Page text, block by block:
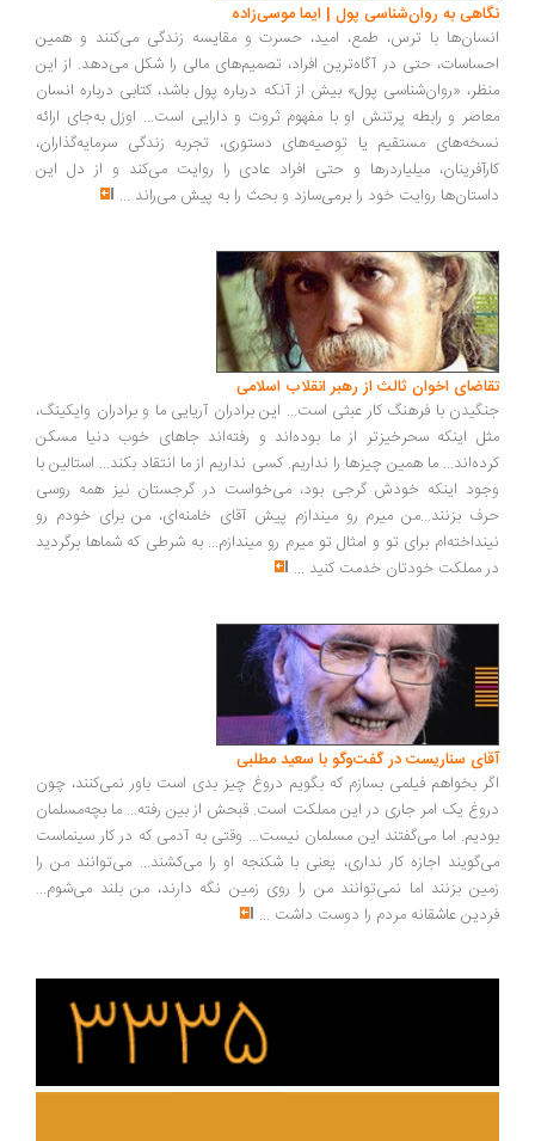
به روان‌شناسی پول | ایما موسی‌زاده
با ترس، طمع، امید، حسرت و مقایسه زندگی می‌کنند و همین
حتی در آگاه‌ترین افراد، تصمیم‌های مالی را شکل می‌دهد. از این
«روان‌شناسی پول» بیش از آنکه درباره پول باشد، کتابی درباره انسان
و رابطه پرتنش او با مفهوم ثروت و دارایی است... اوزل به‌جای ارائه
مستقیم یا توصیه‌های دستوری، تجربه زندگی سرمایه‌گذاران،
میلیاردرها و حتی افراد عادی را روایت می‌کند و از دل این
روایت خود را برمی‌سازد و بحث را به پیش می‌راند ...
اخوان ثالث از رهبر انقلاب اسلامی
با فرهنگ کار عبثی است... این برادران آریایی ما و برادران وایکینگ،
اینکه سحرخیزتر از ما بوده‌اند و رفته‌اند جاهای خوب دنیا مسکن
ما همین چیزها را نداریم. کسی نداریم از ما انتقاد بکند... استالین با
اینکه خودش گرجی بود، می‌خواست در گرجستان نیز همه روسی
بزنند...من میرم رو میندازم پیش آقای خامنه‌ای، من برای خودم رو
برای تو و امثال تو میرم رو میندازم... به شرطی که شماها برگردید
مملکت خودتان خدمت کنید...
سناریست در گفت‌وگو با سعید مطلبی
بخواهم فیلمی بسازم که بگویم دروغ چیز بدی است باور نمی‌کنند، چون
یک امر جاری در این مملکت است. قبحش از بین رفته... ما بچه‌مسلمان
اما می‌گفتند این مسلمان نیست... وقتی به آدمی که در کار سینماست
اجازه کار نداری، یعنی با شکنجه او را می‌کشند... می‌توانند من را
بزنند اما نمی‌توانند من را روی زمین نگه دارند، من بلند می‌شوم...
عاشقانه مردم را دوست داشت ...